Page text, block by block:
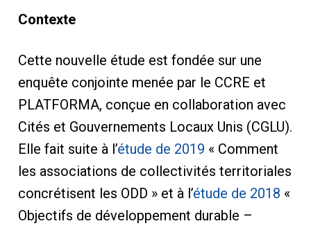
Contexte
Cette nouvelle étude est fondée sur une
enquête conjointe menée par le CCRE et
PLATFORMA, conçue en collaboration avec
Cités et Gouvernements Locaux Unis (CGLU).
Elle fait suite à l’étude de 2019 « Comment
les associations de collectivités territoriales
concrétisent les ODD » et à l’étude de 2018 «
Objectifs de développement durable –